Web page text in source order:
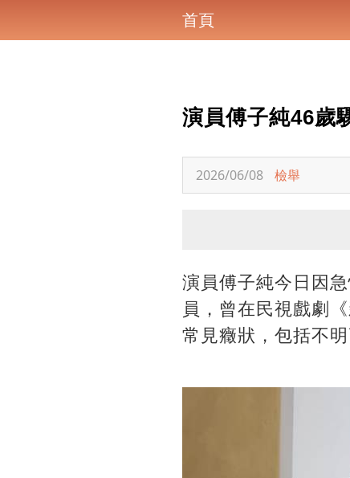
首頁
演員傅子純46歲
2026/06/08 檢舉
演員傅子純今日因
員，曾在民視戲劇
常見癥狀，包括不